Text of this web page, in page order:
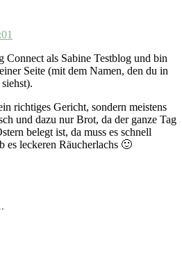
als Sabine Testblog und bin
Seite (mit dem Namen, den du in
richtiges Gericht, sondern meistens
und dazu nur Brot, da der ganze Tag
belegt ist, da muss es schnell
es leckeren Räucherlachs 🙂